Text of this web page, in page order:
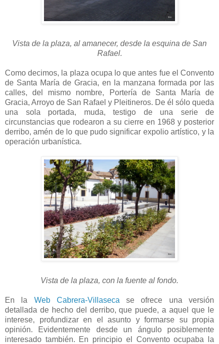
Vista de la plaza, al amanecer, desde la esquina de San
Rafael.
Como decimos, la plaza ocupa lo que antes fue el Convento
de Santa María de Gracia, en la manzana formada por las
calles, del mismo nombre, Portería de Santa María de
Gracia, Arroyo de San Rafael y Pleitineros. De él sólo queda
una sola portada, muda, testigo de una serie de
circunstancias que rodearon a su cierre en 1968 y posterior
derribo, amén de lo que pudo significar expolio artístico, y la
operación urbanística.
Vista de la plaza, con la fuente al fondo.
En la Web Cabrera-Villaseca se ofrece una versión
detallada de hecho del derribo, que puede, a aquel que le
interese, profundizar en el asunto y formarse su propia
opinión. Evidentemente desde un ángulo posiblemente
interesado también. En principio el Convento ocupaba la